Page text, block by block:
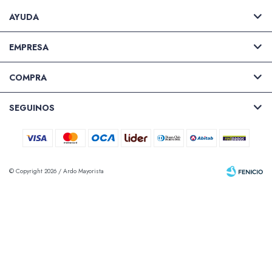
AYUDA
EMPRESA
COMPRA
SEGUINOS
© Copyright 2026 / Ardo Mayorista
Packs